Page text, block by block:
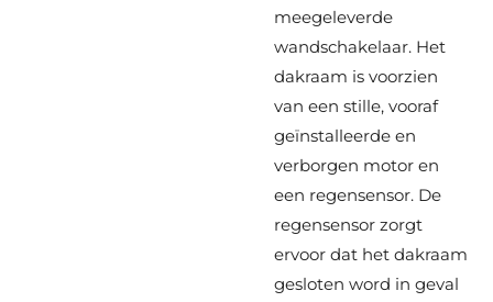
meegeleverde
wandschakelaar. Het
dakraam is voorzien
van een stille, vooraf
geïnstalleerde en
verborgen motor en
een regensensor. De
regensensor zorgt
ervoor dat het dakraam
gesloten word in geval